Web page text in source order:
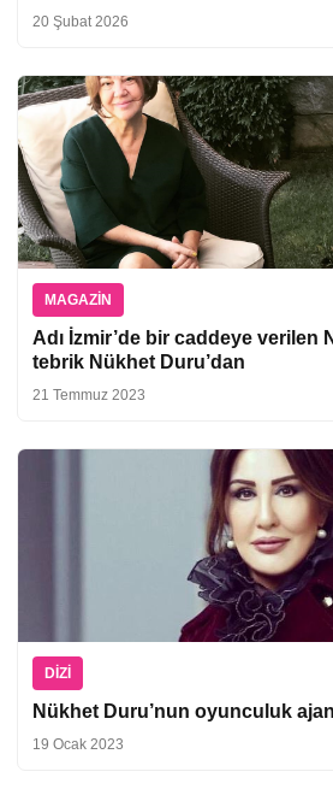
20 Şubat 2026
MAGAZIN
Adı İzmir’de bir caddeye verilen
tebrik Nükhet Duru’dan
21 Temmuz 2023
DIZI
Nükhet Duru’nun oyunculuk
19 Ocak 2023